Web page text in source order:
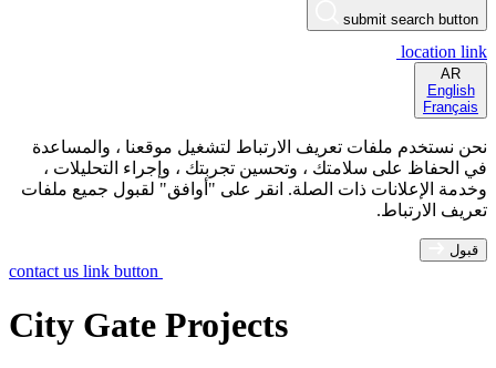
submit search button
location link
AR
English
Français
نحن نستخدم ملفات تعريف الارتباط لتشغيل موقعنا ، والمساعدة
في الحفاظ على سلامتك ، وتحسين تجربتك ، وإجراء التحليلات ،
وخدمة الإعلانات ذات الصلة. انقر على "أوافق" لقبول جميع ملفات
تعريف الارتباط.
قبول
contact us link button
City Gate Projects